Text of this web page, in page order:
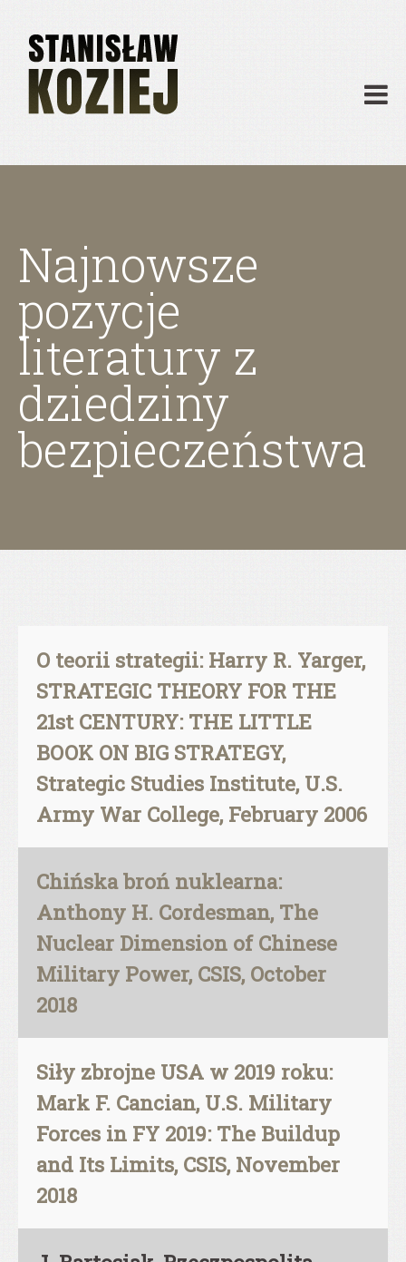
Publikacje
Działalność
Materiały dydaktyczne
Najnowsze
pozycje
literatury z
dziedziny
bezpieczeństwa
O teorii strategii: Harry R. Yarger,
STRATEGIC THEORY FOR THE
21st CENTURY: THE LITTLE
BOOK ON BIG STRATEGY,
Strategic Studies Institute, U.S.
Army War College, February 2006
Chińska broń nuklearna:
Anthony H. Cordesman, The
Nuclear Dimension of Chinese
Military Power, CSIS, October
2018
Siły zbrojne USA w 2019 roku:
Mark F. Cancian, U.S. Military
Forces in FY 2019: The Buildup
and Its Limits, CSIS, November
2018